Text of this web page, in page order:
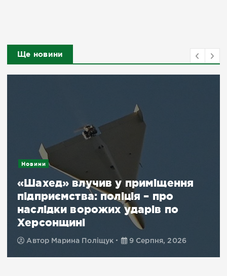
Ще новини
Новини
«Шахед» влучив у приміщення
підприємства: поліція – про
наслідки ворожих ударів по
Херсонщині
Автор Марина Поліщук 9 Серпня, 2026